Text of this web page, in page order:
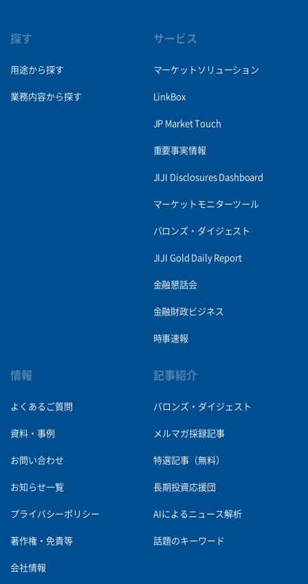
探す
用途から探す
業務内容から探す
サービス
マーケットソリューション
LinkBox
JP Market Touch
重要事実情報
JIJI Disclosures Dashboard
マーケットモニターツール
バロンズ・ダイジェスト
JIJI Gold Daily Report
金融懇話会
金融財政ビジネス
時事速報
情報
よくあるご質問
資料・事例
お問い合わせ
お知らせ一覧
プライバシーポリシー
著作権・免責等
会社情報
記事紹介
バロンズ・ダイジェスト
メルマガ採録記事
特選記事（無料）
長期投資応援団
AIによるニュース解析
話題のキーワード